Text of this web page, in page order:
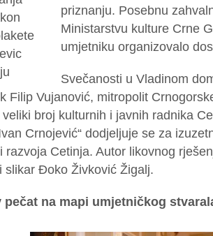
priznanju. Posebnu
Ministarstvu kulture Crne
umjetniku organizovalo
Svečanosti u Vladinom
Filip Vujanović, mitropolit
broj kulturnih i javnih radnika
Crnojević“ dodjeljuje se za
razvoja Cetinja. Autor likovnog
slikar Đoko Živković Žigalj.
pečat na mapi umjetničkog